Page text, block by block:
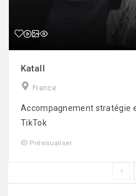
Katall
France
Accompagnement stratégie
TikTok
Prévisualiser